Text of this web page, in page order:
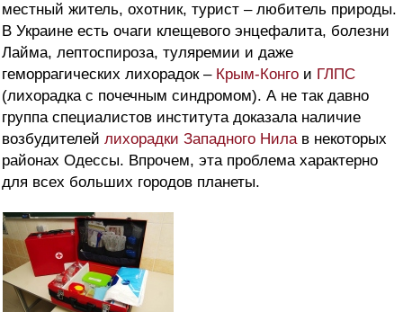
местный житель, охотник, турист – любитель природы.
В Украине есть очаги клещевого энцефалита, болезни
Лайма, лептоспироза, туляремии и даже
геморрагических лихорадок – Крым-Конго и ГЛПС
(лихорадка с почечным синдромом). А не так давно
группа специалистов института доказала наличие
возбудителей лихорадки Западного Нилав некоторых
районах Одессы. Впрочем, эта проблема характерно
для всех больших городов планеты.